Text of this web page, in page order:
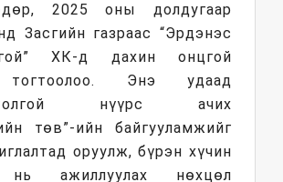
2025 оны долдугаар
Засгийн газраас “Эрдэнэс
ХК-д дахин онцгой
тогтоолоо. Энэ удаад
нүүрс ачих
төв”-ийн байгууламжийг
оруулж, бүрэн хүчин
нь ажиллуулах нөхцөл